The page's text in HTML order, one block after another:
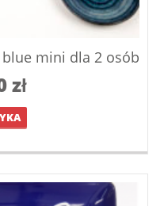
mini dla 2 osób
zł